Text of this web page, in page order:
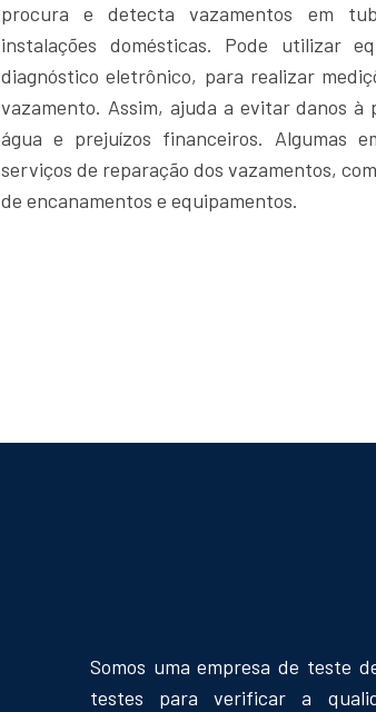
procura e detecta vazamentos em
instalações domésticas. Pode utilizar
diagnóstico eletrônico, para realizar
vazamento. Assim, ajuda a evitar danos à
água e prejuízos financeiros. Algumas
serviços de reparação dos vazamentos,
de encanamentos e equipamentos.
Somos uma empresa de teste
testes para verificar a